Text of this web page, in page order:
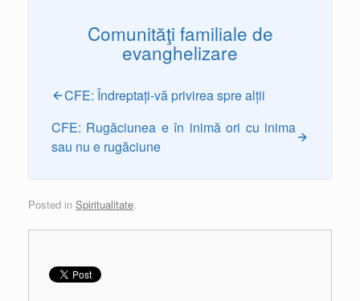
Comunităţi familiale de
evanghelizare
CFE: Îndreptați-vă privirea spre alții
CFE: Rugăciunea e în inimă ori cu inima
sau nu e rugăciune
Posted in Spiritualitate.